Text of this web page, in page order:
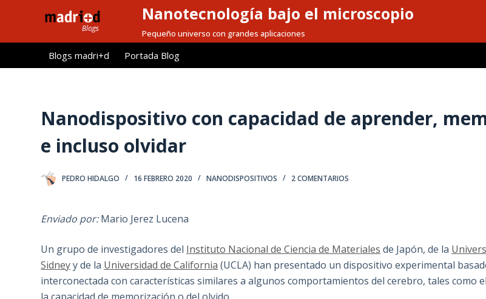
l
Nanotecnología bajo el microscopio
Pequeño universo con grandes aplicaciones
Blogs madri+d Portada Blog
Nanodispositivo con capacidad de aprender,
e incluso olvidar
PEDRO HIDALGO 16 FEBRERO 2020 NANODISPOSITIVOS 2 COMENTARIOS
Enviado por:Mario Jerez Lucena
Un grupo de investigadores del Instituto Nacional de Ciencia de Materiales de Japón, de la
Sidneyy de la Universidad de California (UCLA) han presentado un dispositivo experimental
interconectada con características similares a algunos comportamientos del cerebro, tales como